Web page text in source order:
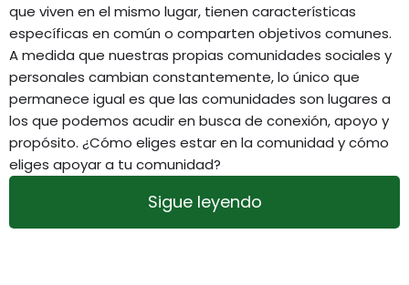
que viven en el mismo lugar, tienen características
específicas en común o comparten objetivos comunes.
A medida que nuestras propias comunidades sociales y
personales cambian constantemente, lo único que
permanece igual es que las comunidades son lugares a
los que podemos acudir en busca de conexión, apoyo y
propósito. ¿Cómo eliges estar en la comunidad y cómo
eliges apoyar a tu comunidad?
Sigue leyendo